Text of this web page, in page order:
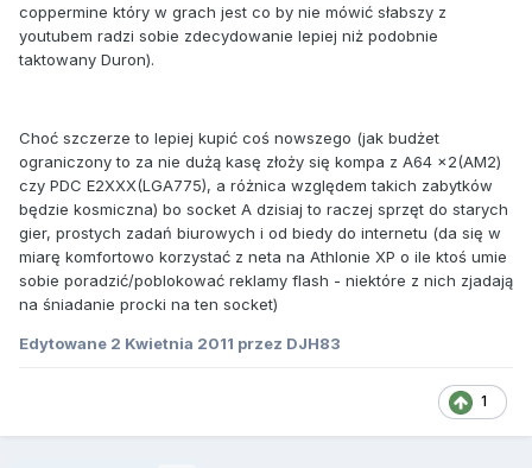
coppermine który w grach jest co by nie mówić słabszy z
youtubem radzi sobie zdecydowanie lepiej niż podobnie
taktowany Duron).
Choć szczerze to lepiej kupić coś nowszego (jak budżet
ograniczony to za nie dużą kasę złoży się kompa z A64 x2(AM2)
czy PDC E2XXX(LGA775), a różnica względem takich zabytków
będzie kosmiczna) bo socket A dzisiaj to raczej sprzęt do starych
gier, prostych zadań biurowych i od biedy do internetu (da się w
miarę komfortowo korzystać z neta na Athlonie XP o ile ktoś umie
sobie poradzić/poblokować reklamy flash - niektóre z nich zjadają
na śniadanie procki na ten socket)
Edytowane 2 Kwietnia 2011 przez DJH83
1